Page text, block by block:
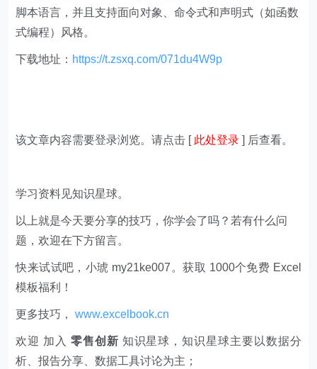
脚本语言，并且支持面向对象、命令式和声明式（如函数
式编程）风格。
下载地址： https://t.zsxq.com/071du4W9p
该文章内容需要登录浏览。请点击 [ 此处登录 ] 后查看。
学习资料见知识星球。
以上就是今天要分享的技巧，你学会了吗？若有什么问
题，欢迎在下方留言。
快来试试吧，小琥 my21ke007。获取 1000个免费 Excel
模板福利​​​​！
更多技巧，www.excelbook.cn
欢迎 加入 零售创新 知识星球，知识星球主要以数据分
析、报告分享、数据工具讨论为主；